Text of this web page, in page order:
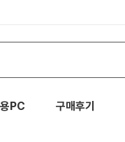
PC 구매후기